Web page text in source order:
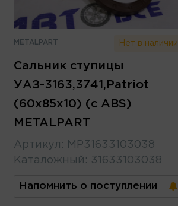
METALPART Нет в наличии
Сальник ступицы
УАЗ-3163,3741,Patriot
(60x85x10) (с ABS)
METALPART
Артикул :
MP31633103038
Каталожный : 31633103038
Напомнить о поступлении